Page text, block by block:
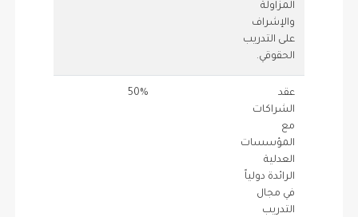
المزاولة
والإشراف
على التدريب
الحقوقي.
عقد
الشراكات
مع
المؤسسات
العدلية
الرائدة دولياً
في مجال
التدريب
50%